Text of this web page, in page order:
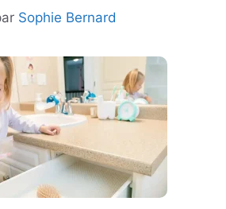
Sophie Bernard